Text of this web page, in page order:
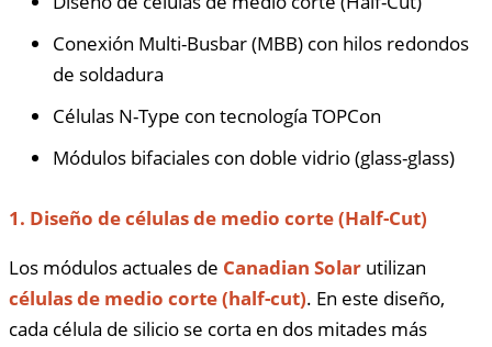
Conexión Multi-Busbar (MBB) con hilos redondos
de soldadura
Células N-Type con tecnología TOPCon
Módulos bifaciales con doble vidrio (glass-glass)
1. Diseño de células de medio corte (Half-Cut)
Los módulos actuales de Canadian Solar utilizan
células de medio corte (half-cut). En este diseño,
cada célula de silicio se corta en dos mitades más